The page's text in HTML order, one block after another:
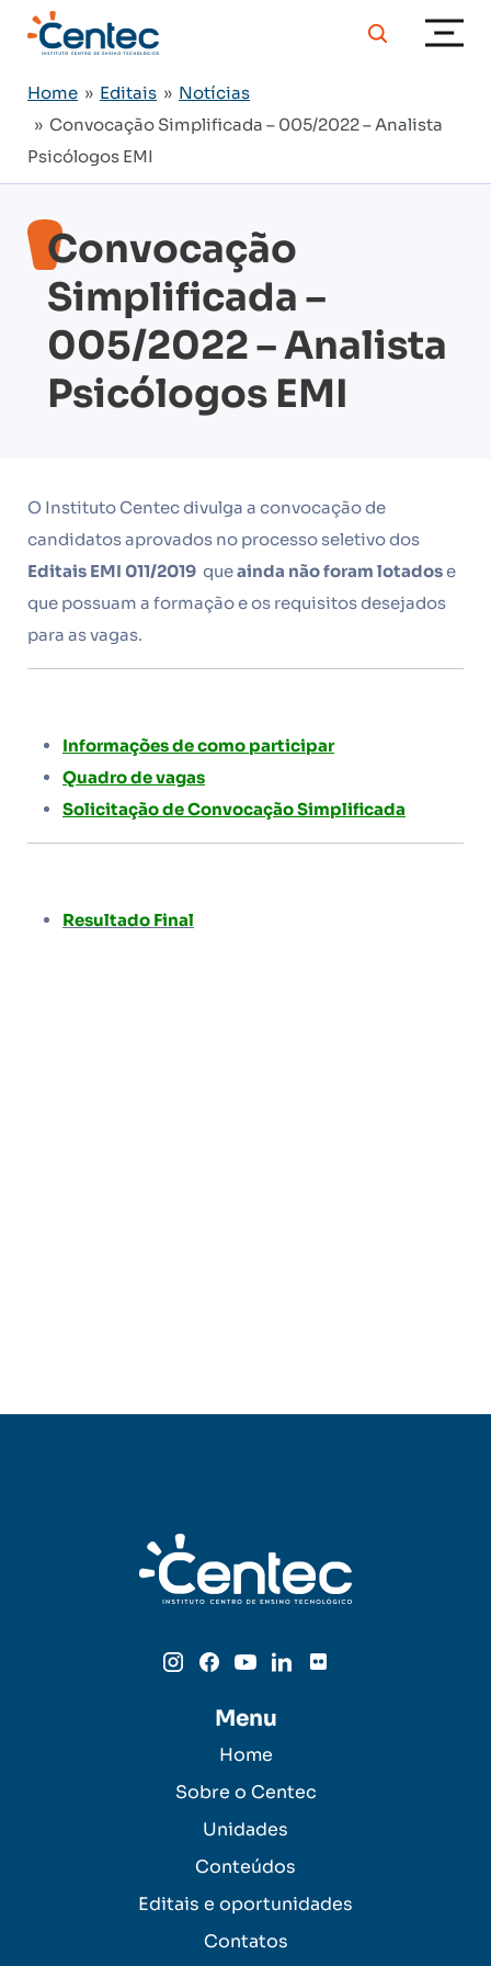
Home » Editais » Notícias
» Convocação Simplificada – 005/2022 – Analista
Psicólogos EMI
Convocação
Simplificada –
005/2022 – Analista
Psicólogos EMI
O Instituto Centec divulga a convocação de
candidatos aprovados no processo seletivo dos
Editais EMI 011/2019 queainda não foram lotadose
que possuam a formação e os requisitos desejados
para as vagas.
Informações de como participar
Quadro de vagas
Solicitação de Convocação Simplificada
Resultado Final
Menu
Home
Sobre o Centec
Unidades
Conteúdos
Editais e oportunidades
Contatos